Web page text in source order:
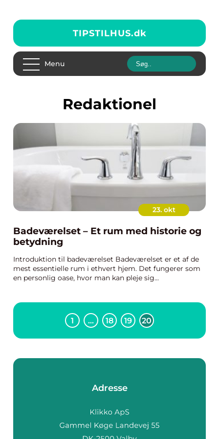
TIPSTILHUS.dk
Menu
redaktionel
23. okt
Badeværelset – Et rum med historie og
betydning
Introduktion til badeværelset Badeværelset er et af de
mest essentielle rum i ethvert hjem. Det fungerer som
en personlig oase, hvor man kan pleje sig...
1 … 18 19 20
Adresse